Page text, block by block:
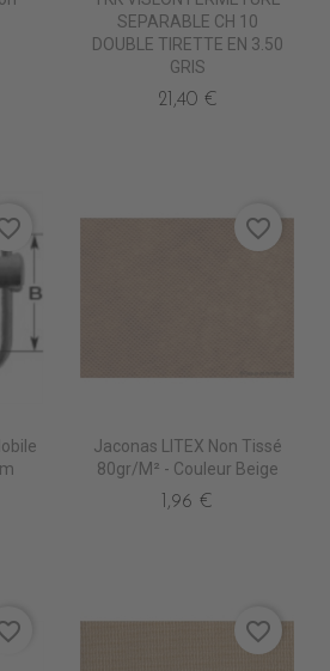
SEPARABLE CH 10
DOUBLE TIRETTE EN 3.50
GRIS
21,40 €
Jaconas LITEX Non Tissé
80gr/m² - Couleur Beige
1,96 €
favorite_border
favorite_border